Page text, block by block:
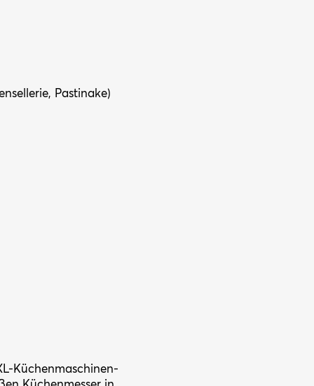
Pastinake)
Küchenmaschinen-